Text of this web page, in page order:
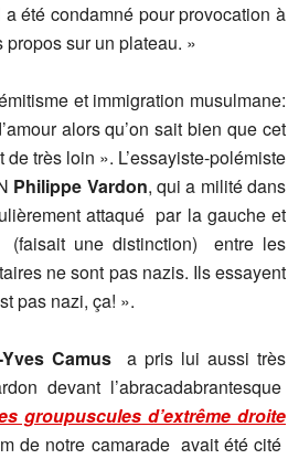
été condamné pour provocation à
sur un plateau. »
et immigration musulmane:
alors qu’on sait bien que cet
très loin ». L’essayiste-polémiste
Philippe Vardon, qui a milité dans
attaqué par la gauche et
une distinction) entre les
ne sont pas nazis. Ils essayent
pas nazi, ça! ».
Camusa pris lui aussi très
devant l’abracadabrantesque
groupuscules d’extrême droite
de notre camarade avait été cité